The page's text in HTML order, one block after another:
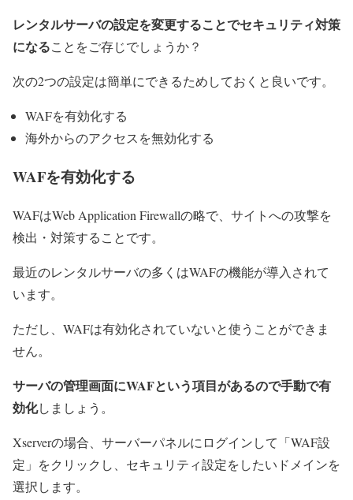
レンタルサーバの設定を変更することでセキュリティ対策
になることをご存じでしょうか？
次の2つの設定は簡単にできるためしておくと良いです。
WAFを有効化する
海外からのアクセスを無効化する
WAFを有効化する
WAFはWeb Application Firewallの略で、サイトへの攻撃を
検出・対策することです。
最近のレンタルサーバの多くはWAFの機能が導入されて
います。
ただし、WAFは有効化されていないと使うことができま
せん。
サーバの管理画面にWAFという項目があるので手動で有
効化しましょう。
Xserverの場合、サーバーパネルにログインして「WAF設
定」をクリックし、セキュリティ設定をしたいドメインを
選択します。